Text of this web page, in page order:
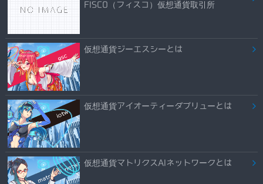
FISCO（フィスコ）仮想通貨取引所
仮想通貨ジーエスシーとは
仮想通貨アイオーティーダブリューとは
仮想通貨マトリクスAIネットワークとは